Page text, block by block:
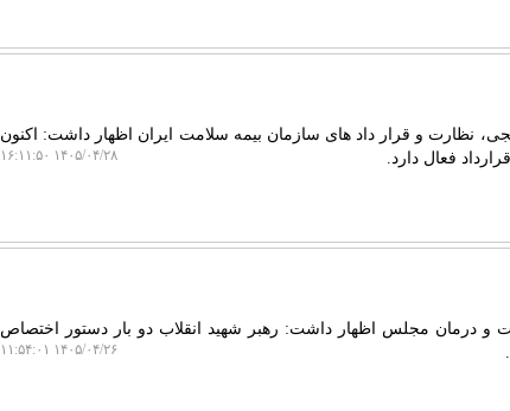
نظارت و قرار داد های سازمان بیمه سلامت ایران اظهار داشت: اکنون
۱۴۰۵/۰۴/۲۸ ۱۶:۱۱:۵۰
و درمان مجلس اظهار داشت: رهبر شهید انقلاب دو بار دستور اختصاص
۱۴۰۵/۰۴/۲۶ ۱۱:۵۴:۰۱